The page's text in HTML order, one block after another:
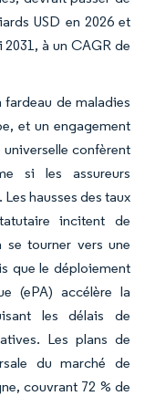
USD en 2026 et
à un CAGR de
de maladies
et un engagement
confèrent
si les assureurs
hausses des taux
incitent de
se tourner vers une
que le déploiement
(ePA) accélère la
les délais de
Les plans de
du marché de
couvrant 72 % de